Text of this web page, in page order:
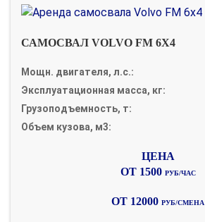
САМОСВАЛ VOLVO FM 6X4
Мощн. двигателя, л.с.:
Эксплуатационная масса, кг:
Грузоподъемность, т:
Объем кузова, м3:
ОТ 1500 РУБ/ЧАС
ОТ 12000 РУБ/СМЕНА